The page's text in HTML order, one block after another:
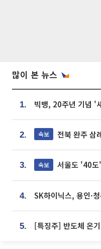
많이 본 뉴스
1.
2. 속보 전북 완주 삼
3. 속보 서울도 '40
4.
5.